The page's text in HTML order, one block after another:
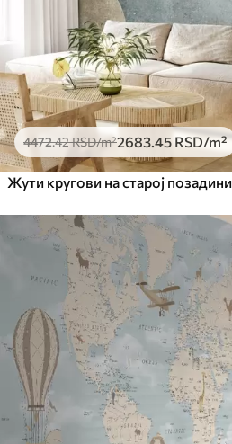
4472.42RSD/m²2683 .45 RSD/m²
Жути кругови на старој позадини